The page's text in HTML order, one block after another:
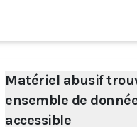
Matériel abusif
ensemble de
accessible